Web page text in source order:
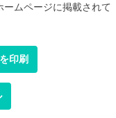
ムページに掲載されて
印刷